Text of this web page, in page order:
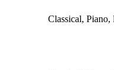
Classical,